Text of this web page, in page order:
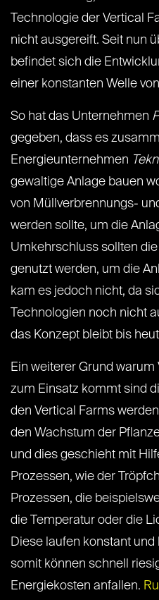
Technologie der Vertical
nicht ausgereift. Seit nun
befindet sich die
einer konstanten Welle
So hat das Unternehmen
gegeben, dass es
Energieunternehmen
gewaltige Anlage bauen
von Müllverbrennungs-
werden sollte, um die
Umkehrschluss sollten
genutzt werden, um die
kam es jedoch nicht, da
Technologien noch nicht
das Konzept bleibt bis
Ein weiterer Grund
zum Einsatz kommt sind
den Vertical Farms
den Wachstum der
und dies geschieht mit
Prozessen, wie der
Prozessen, die
die Temperatur oder die
Diese laufen konstant
somit können schnell
Energiekosten anfallen.